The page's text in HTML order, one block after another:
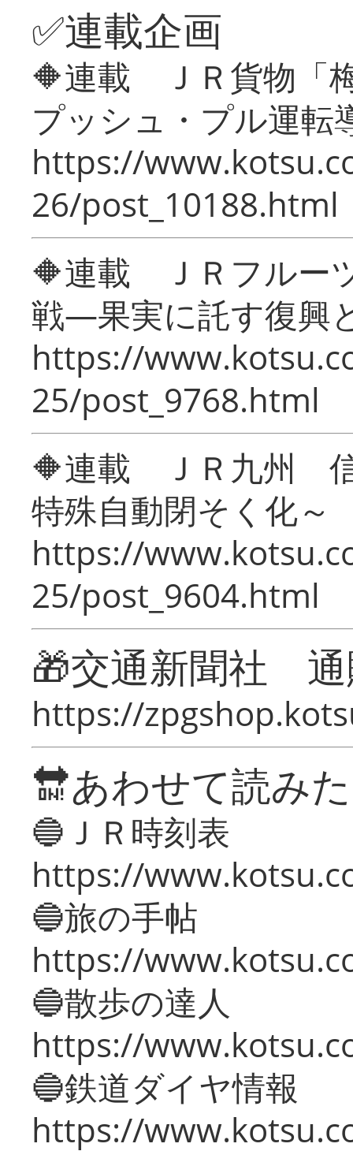
✅連載企画
🔶連載 ＪＲ貨物「
プッシュ・プル運転
https://
26/post_10188.html
🔶連載 ＪＲフルー
戦―果実に託す復興
https://
25/post_9768.html
🔶連載 ＪＲ九州 信
特殊自動閉そく化～
https://
25/post_9604.html
🎁交通新聞社
https://
🔛あわせて読み
🔵ＪＲ時刻表
https://
🔵旅の手帖
https://
🔵散歩の達人
https://
🔵鉄道ダイヤ情報
https://